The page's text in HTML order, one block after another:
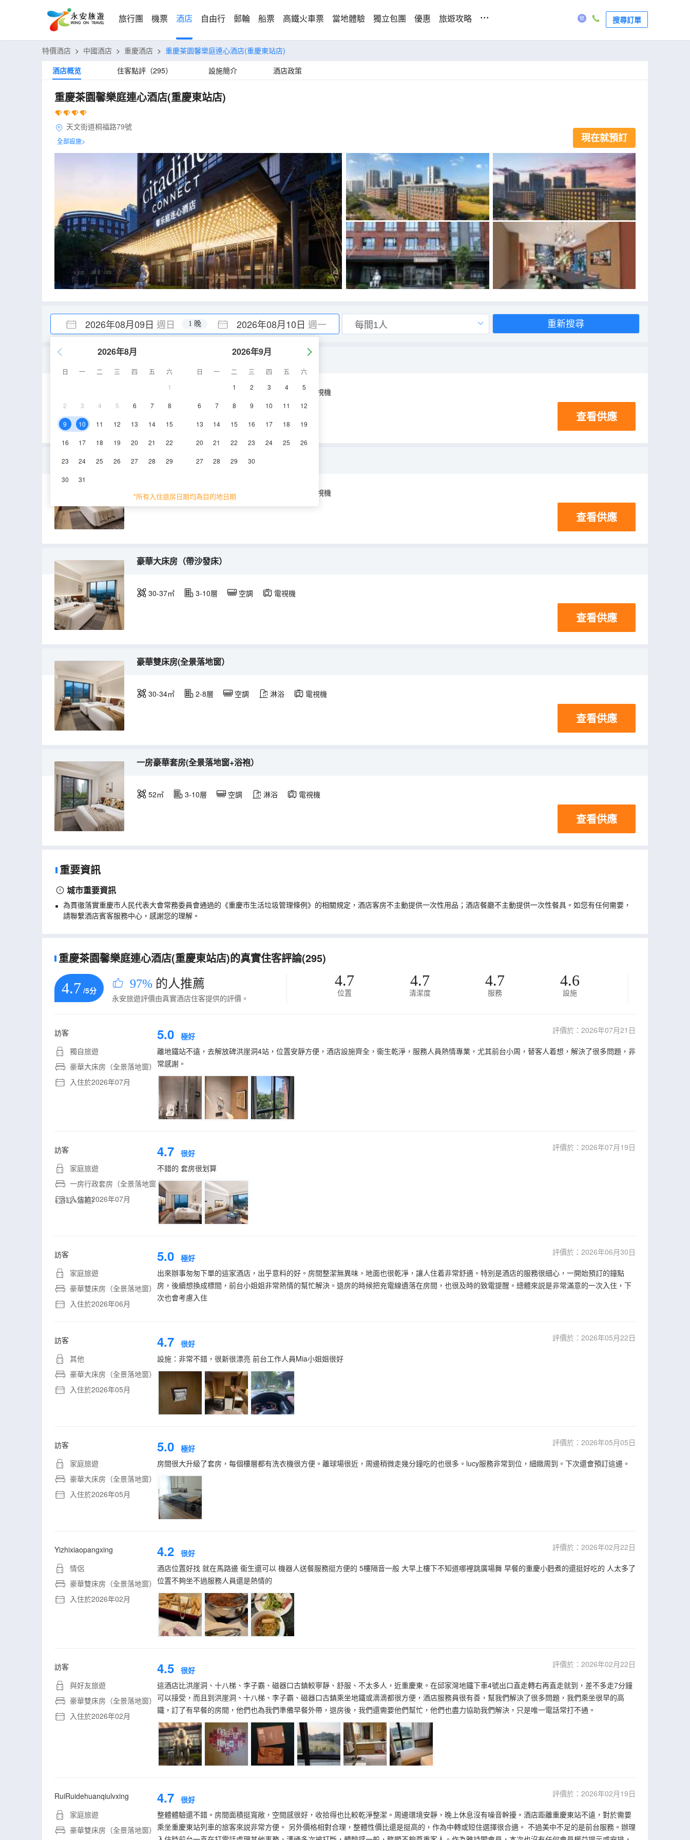
旅行團 機票 酒店 自由行 郵輪 船票 高鐵火車票 當地體驗 獨立包團 優惠 旅遊攻略 ... 搜尋訂單
特價酒店 > 中國酒店 > 重慶酒店 > 重慶茶園馨樂庭連心酒店(重慶東站店)
酒店概览
住客點評（295） 設施簡介 酒店政策
重慶茶園馨樂庭連心酒店(重慶東站店)
天文街道桐福路79號
全部設施> 現在就預訂
2026年08月09日 週日 2026年08月10日 週一
1 晚
2026年8月
日 一 二 三 四 五
六
1
2 3 4 5 6 7 8
9 10 11 12 13 14 15
16 17 18 19 20 21 22
23 24 25 26 27 28 29
30 31
2026年9月
日 一 二 三 四 五
六
1
2 3 4 5
6 7 8 9 10 11 12
13 14 15 16 17 18 19
20 21 22 23 24 25 26
27 28 29 30
*所有入住退房日期均為目的地日期
重新搜尋
一房行政套房(全景落地窗+浴缸+浴袍）
65-78㎡ 空調 淋浴 電視機
查看供應
豪華大床房(全景落地窗）
30-37㎡ 3-10層 電視機
查看供應
豪華大床房（帶沙發床）
30-37㎡ 3-10層 空調 電視機
查看供應
豪華雙床房(全景落地窗）
30-34㎡ 2-8層 空調 淋浴 電視機
查看供應
一房豪華套房(全景落地窗+浴袍）
52㎡ 3-10層 空調 淋浴 電視機
查看供應
重要資訊
城市重要資訊
為貫徹落實重慶市人民代表大會常務委員會通過的《重慶市生活垃圾管理條例》的相關規定，酒店客房不主動提供一次性用品；酒店餐廳不主動提供一次性餐具。如您有任何需要，
請聯繫酒店賓客服務中心，感謝您的理解。
重慶茶園馨樂庭連心酒店(重慶東站店)的真實住客評論(295)
4.7 /5分 97% 的人推薦
永安旅遊評價由真實酒店住客提供的評價。
4.7
位置
4.7
清潔度
4.7
服務
4.6
設施
訪客
獨自旅遊
豪華大床房（全景落地窗）
入住於2026年07月
5.0 極好
評價於：2026年07月21日
離地鐵站不遠，去解放碑洪崖洞4站，位置安靜方便，酒店設施齊全，衞生乾淨，服務人員熱情專業，尤其前台小周，替客人着想，解決了很多問題，非
常感謝。
訪客
家庭旅遊
一房行政套房（全景落地窗
+浴缸+浴袍）
入住於2026年07月
4.7 很好
評價於：2026年07月19日
不錯的 套房很划算
訪客
家庭旅遊
豪華雙床房（全景落地窗）
入住於2026年06月
5.0 極好
評價於：2026年06月30日
出來辦事匆匆下單的這家酒店，出乎意料的好。房間整潔無異味，地面也很乾凈，讓人住着非常舒適。特別是酒店的服務很細心，一開始預訂的鐘點
房，後續想換成標間，前台小姐姐非常熱情的幫忙解決。退房的時候把充電線遺落在房間，也很及時的致電提醒。總體來説是非常滿意的一次入住，下
次也會考慮入住
訪客
其他
豪華大床房（全景落地窗）
入住於2026年05月
4.7 很好
評價於：2026年05月22日
設施：非常不錯，很新很漂亮 前台工作人員Mia小姐姐很好
訪客
家庭旅遊
豪華大床房（全景落地窗）
入住於2026年05月
5.0 極好
評價於：2026年05月05日
房間很大升級了套房，每個樓層都有洗衣機很方便。離球場很近，周邊稍微走幾分鐘吃的也很多。lucy服務非常到位，細緻周到。下次還會預訂這邊。
Yizhixiaopangxing
情侶
豪華雙床房（全景落地窗）
入住於2026年02月
4.2 很好
評價於：2026年02月22日
酒店位置好找 就在馬路邊 衞生還可以 機器人送餐服務挺方便的 5樓隔音一般 大早上樓下不知道哪裡跳廣場舞 早餐的重慶小麪煮的還挺好吃的 人太多了
位置不夠坐不過服務人員還是熱情的
訪客
與好友旅遊
豪華雙床房（全景落地窗）
入住於2026年02月
4.5 很好
評價於：2026年02月22日
這酒店比洪崖洞、十八梯、李子霸、磁器口古鎮較寧靜、舒服、不太多人，近重慶東。在邱家灣地鐵下車4號出口直走轉右再直走就到，差不多走7分鐘
可以接受，而且到洪崖洞、十八梯、李子霸、磁器口古鎮乘坐地鐵或滴滴都很方便，酒店服務員很有善，幫我們解決了很多問題，我們乘坐很早的高
鐵，訂了有早餐的房間，他們也為我們準備早餐外帶，退房後，我們還需要他們幫忙，他們也盡力協助我們解決，只是唯一電話常打不通。
RuiRuidehuanqiulvxing
家庭旅遊
豪華雙床房（全景落地窗）
4.7 很好
評價於：2026年02月19日
整體體驗還不錯。房間面積挺寬敞，空間感很好，收拾得也比較乾淨整潔。周邊環境安靜，晚上休息沒有噪音幹擾。酒店距離重慶東站不遠，對於需要
乘坐重慶東站列車的旅客來説非常方便。 另外價格相對合理，整體性價比還是挺高的，作為中轉或短住選擇很合適。 不過美中不足的是前台服務。辦理